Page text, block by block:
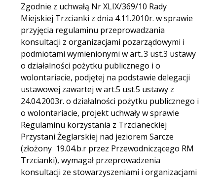
Zgodnie z uchwałą Nr XLIX/369/10 Rady
Miejskiej Trzcianki z dnia 4.11.2010r. w sprawie
przyjęcia regulaminu przeprowadzania
konsultacji z organizacjami pozarządowymi i
podmiotami wymienionymi w art..3 ust.3 ustawy
o działalności pożytku publicznego i o
wolontariacie, podjętej na podstawie delegacji
ustawowej zawartej w art.5 ust.5 ustawy z
24.04.2003r. o działalności pożytku publicznego i
o wolontariacie, projekt uchwały w sprawie
Regulaminu korzystania z Trzcianeckiej
Przystani Żeglarskiej nad jeziorem Sarcze
(złożony 19.04.b.r przez Przewodniczącego RM
Trzcianki), wymagał przeprowadzenia
konsultacji ze stowarzyszeniami i organizacjami